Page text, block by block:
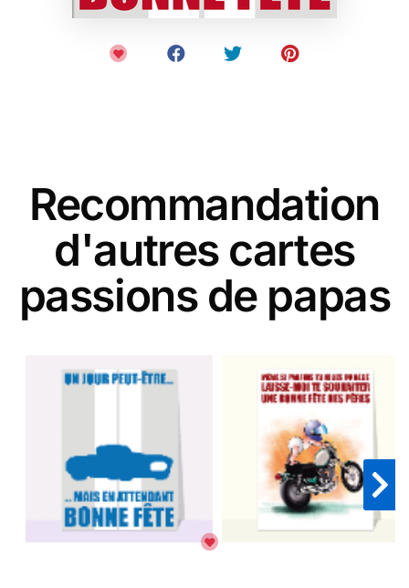
Recommandation
d'autres cartes
passions de papas